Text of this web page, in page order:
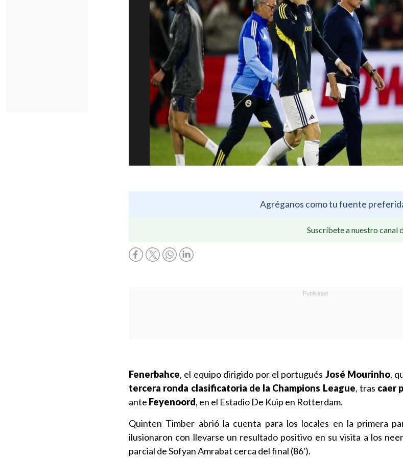
Agréganos como tu fuente
Suscríbete a nuestro canal
Fenerbahce, el equipo dirigido por el portugués José Mourinho,
tercera ronda clasificatoria de la Champions League, tras caer
ante Feyenoord, en el Estadio De Kuip en Rotterdam.
Quinten Timber abrió la cuenta para los locales en la primera
ilusionaron con llevarse un resultado positivo en su visita a los
parcial de Sofyan Amrabat cerca del final (86').